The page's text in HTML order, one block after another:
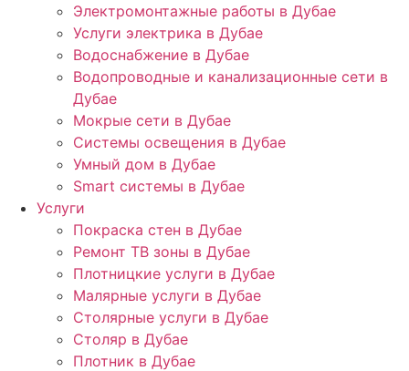
Электромонтажные работы в Дубае
Услуги электрика в Дубае
Водоснабжение в Дубае
Водопроводные и канализационные сети в
Дубае
Мокрые сети в Дубае
Системы освещения в Дубае
Умный дом в Дубае
Smart системы в Дубае
Услуги
Покраска стен в Дубае
Ремонт ТВ зоны в Дубае
Плотницкие услуги в Дубае
Малярные услуги в Дубае
Столярные услуги в Дубае
Столяр в Дубае
Плотник в Дубае